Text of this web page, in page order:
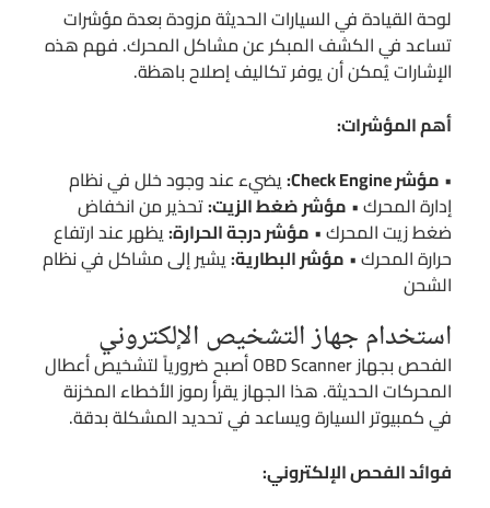
لوحة القيادة في السيارات الحديثة مزودة بعدة مؤشرات
تساعد في الكشف المبكر عن مشاكل المحرك. فهم هذه
الإشارات يُمكن أن يوفر تكاليف إصلاح باهظة.
أهم المؤشرات:
• مؤشر Check Engine:
يضيء عند وجود خلل في نظام
إدارة المحرك • مؤشر ضغط الزيت:تحذير من انخفاض
ضغط زيت المحرك • مؤشر درجة الحرارة:يظهر عند ارتفاع
حرارة المحرك • مؤشر البطارية:يشير إلى مشاكل في نظام
الشحن
استخدام جهاز التشخيص الإلكتروني
الفحص بجهاز OBD Scanner أصبح ضرورياً لتشخيص أعطال
المحركات الحديثة. هذا الجهاز يقرأ رموز الأخطاء المخزنة
في كمبيوتر السيارة ويساعد في تحديد المشكلة بدقة.
فوائد الفحص الإلكتروني: